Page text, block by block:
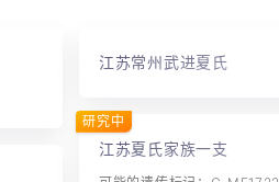
江苏常州武进夏氏
江苏夏氏家族一支
研究中